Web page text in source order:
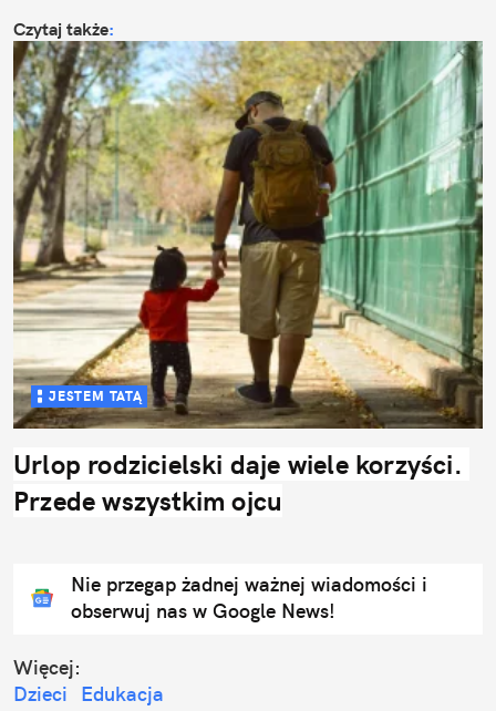
Czytaj także:
JESTEM TATĄ
Urlop rodzicielski daje wiele korzyści.
Przede wszystkim ojcu
Nie przegap żadnej ważnej wiadomości i
obserwuj nas w Google News!
Więcej:
Dzieci
Edukacja